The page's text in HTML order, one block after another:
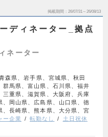
掲載期間 26/07/31～26/08/13
ディネーター_拠点
ネーター
森県、岩手県、宮城県、秋田
馬県、富山県、石川県、福井
重県、滋賀県、大阪府、兵庫
岡山県、広島県、山口県、徳
長崎県、熊本県、大分県、宮
ー企業 転勤なし
土日祝休